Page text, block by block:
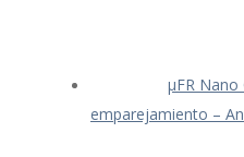
μFR Nano
emparejamiento –